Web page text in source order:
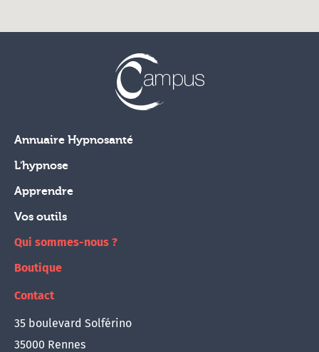
Annuaire Hypnosanté
L'hypnose
Apprendre
Vos outils
Qui sommes-nous ?
Boutique
Contact
35 boulevard Solférino
35000 Rennes